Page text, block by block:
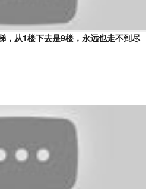
，从1楼下去是9楼，永远也走不到尽